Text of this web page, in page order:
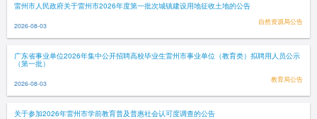
雷州市人民政府关于雷州市2026年度第一批次城镇建设用地征收土地的公告
2026-08-03 自然资源局公告
广东省事业单位2026年集中公开招聘高校毕业生雷州市事业单位（教育类）拟聘用人员公示
（第一批）
2026-08-03 教育局公告
关于参加2026年雷州市学前教育普及普惠社会认可度调查的公告